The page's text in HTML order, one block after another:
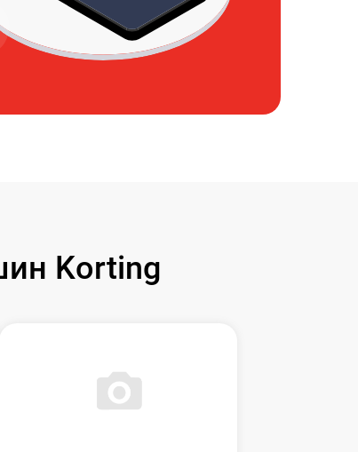
Korting